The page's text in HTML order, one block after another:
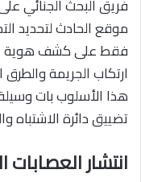
فريق البحث الجنائي
موقع الحادث لتحديد
فقط على كشف هوية
ارتكاب الجريمة
هذا الأسلوب بات
تضييق دائرة الاشتباه
انتشار